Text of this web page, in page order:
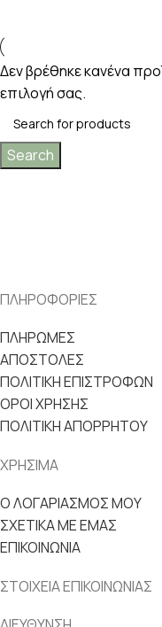
Δεν βρέθηκε κανένα
επιλογή σας.
Search
ΠΛΗΡΟΦΟΡΙΕΣ
ΠΛΗΡΩΜΕΣ
ΑΠΟΣΤΟΛΕΣ
ΠΟΛΙΤΙΚΗ ΕΠΙΣΤΡΟΦΩΝ
ΟΡΟΙ ΧΡΗΣΗΣ
ΠΟΛΙΤΙΚΗ ΑΠΟΡΡΗΤΟΥ
ΧΡΗΣΙΜΑ
Ο ΛΟΓΑΡΙΑΣΜΟΣ ΜΟΥ
ΣΧΕΤΙΚΑ ΜΕ ΕΜΑΣ
ΕΠΙΚΟΙΝΩΝΙΑ
ΣΤΟΙΧΕΙΑ ΕΠΙΚΟΙΝΩΝΙΑΣ